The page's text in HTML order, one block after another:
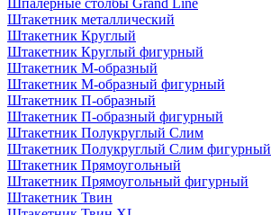
Шпалерные столбы Grand Line
Штакетник металлический
Штакетник Круглый
Штакетник Круглый фигурный
Штакетник М-образный
Штакетник М-образный фигурный
Штакетник П-образный
Штакетник П-образный фигурный
Штакетник Полукруглый Слим
Штакетник Полукруглый Слим фигурный
Штакетник Прямоугольный
Штакетник Прямоугольный фигурный
Штакетник Твин